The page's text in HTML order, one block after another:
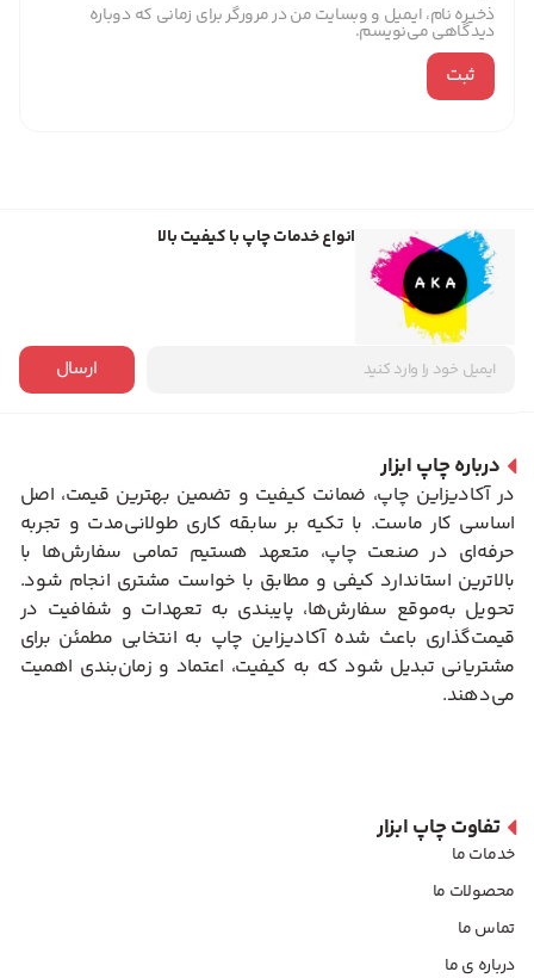
ذخیره نام، ایمیل و وبسایت من در مرورگر برای زمانی که دوباره
دیدگاهی می‌نویسم.
انواع خدمات چاپ با کیفیت بالا
ارسال
درباره چاپ ابزار
در آکادیزاین چاپ، ضمانت کیفیت و تضمین بهترین قیمت، اصل
اساسی کار ماست. با تکیه بر سابقه کاری طولانی‌مدت و تجربه
حرفه‌ای در صنعت چاپ، متعهد هستیم تمامی سفارش‌ها با
بالاترین استاندارد کیفی و مطابق با خواست مشتری انجام شود.
تحویل به‌موقع سفارش‌ها، پایبندی به تعهدات و شفافیت در
قیمت‌گذاری باعث شده آکادیزاین چاپ به انتخابی مطمئن برای
مشتریانی تبدیل شود که به کیفیت، اعتماد و زمان‌بندی اهمیت
می‌دهند.
تفاوت چاپ ابزار
خدمات ما
محصولات ما
تماس ما
درباره ی ما